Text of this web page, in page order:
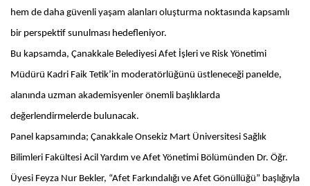
hem de daha güvenli yaşam alanları oluşturma noktasında kapsamlı
bir perspektif sunulması hedefleniyor.
Bu kapsamda, Çanakkale Belediyesi Afet İşleri ve Risk Yönetimi
Müdürü Kadri Faik Tetik’in moderatörlüğünü üstleneceği panelde,
alanında uzman akademisyenler önemli başlıklarda
değerlendirmelerde bulunacak.
Panel kapsamında; Çanakkale Onsekiz Mart Üniversitesi Sağlık
Bilimleri Fakültesi Acil Yardım ve Afet Yönetimi Bölümünden Dr. Öğr.
Üyesi Feyza Nur Bekler, “Afet Farkındalığı ve Afet Gönüllüğü” başlığıyla